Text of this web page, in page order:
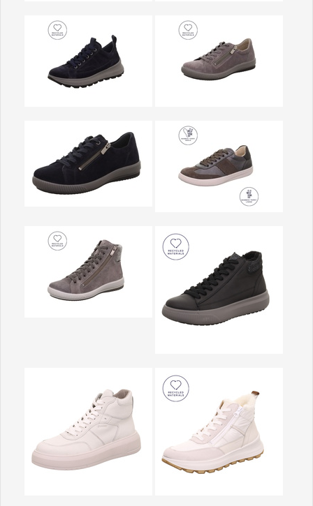
Show larger version Show larger version
Show larger version
Show larger version Show larger version
Show larger version